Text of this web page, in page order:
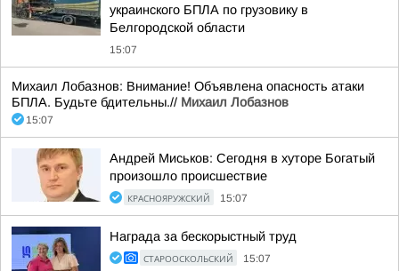
украинского БПЛА по грузовику в
Белгородской области
15:07
Михаил Лобазнов: Внимание! Объявлена опасность атаки
БПЛА. Будьте бдительны.// Михаил Лобазнов
15:07
Андрей Миськов: Сегодня в хуторе Богатый
произошло происшествие
КРАСНОЯРУЖСКИЙ 15:07
Награда за бескорыстный труд
СТАРООСКОЛЬСКИЙ 15:07